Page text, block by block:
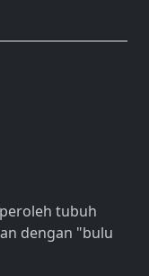
tubuh
dengan "bulu